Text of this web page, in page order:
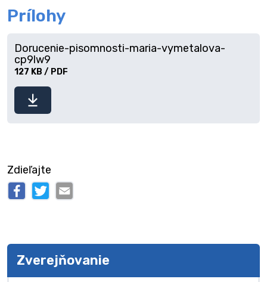
Prílohy
súbor
Dorucenie-pisomnosti-maria-vymetalova-
cp9lw9
127 KB / PDF
Zdieľajte
Zverejňovanie